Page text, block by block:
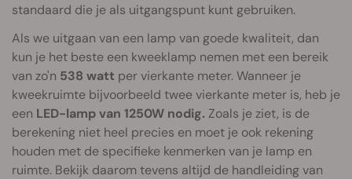
standaard die je als uitgangspunt kunt gebruiken.
Als we uitgaan van een lamp van goede kwaliteit, dan
kun je het beste een kweeklamp nemen met een bereik
van zo'n 538 watt per vierkante meter. Wanneer je
kweekruimte bijvoorbeeld twee vierkante meter is, heb je
een LED-lamp van 1250W nodig. Zoals je ziet, is de
berekening niet heel precies en moet je ook rekening
houden met de specifieke kenmerken van je lamp en
ruimte. Bekijk daarom tevens altijd de handleiding van